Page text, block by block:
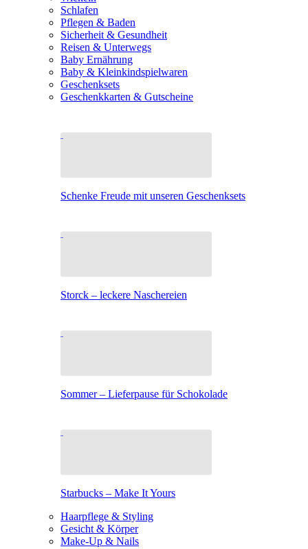
Schlafen
Pflegen & Baden
Sicherheit & Gesundheit
Reisen & Unterwegs
Baby Ernährung
Baby & Kleinkindspielwaren
Geschenksets
Geschenkkarten & Gutscheine
Schenke Freude mit unseren Geschenksets
Storck – leckere Naschereien
Sommer – Lieferpause für Schokolade
Starbucks – Make It Yours
Haarpflege & Styling
Gesicht & Körper
Make-Up & Nails